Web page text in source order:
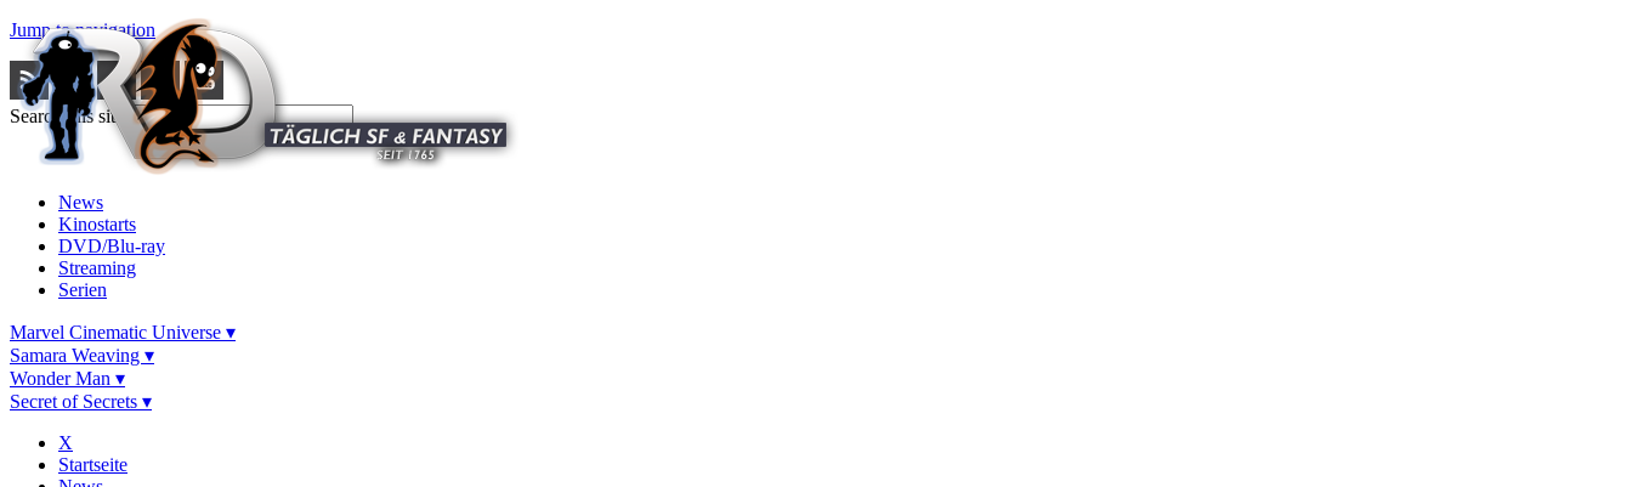
Jump to navigation
Search this site
News
Kinostarts
DVD/Blu-ray
Streaming
Serien
Marvel Cinematic Universe ▾
Samara Weaving ▾
Wonder Man ▾
Secret of Secrets ▾
X
Startseite